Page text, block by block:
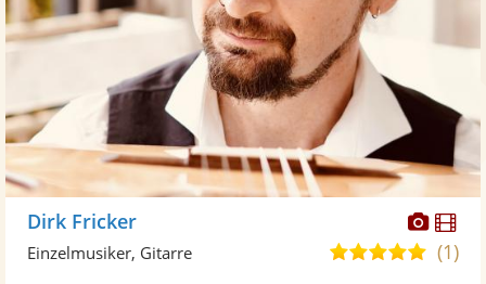
Dirk Fricker
5,0(1)
Einzelmusiker, Gitarre